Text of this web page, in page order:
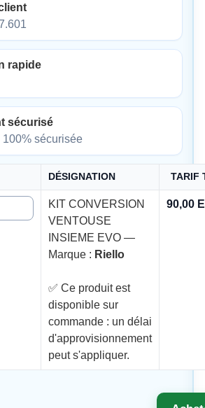
rapide
sécurisé
100% sécurisée
DÉSIGNATION TARIF
KIT CONVERSION
VENTOUSE
INSIEME EVO —
Marque : Riello
✅ Ce produit est
disponible sur
commande : un délai
d'approvisionnement
peut s'appliquer.
90,00